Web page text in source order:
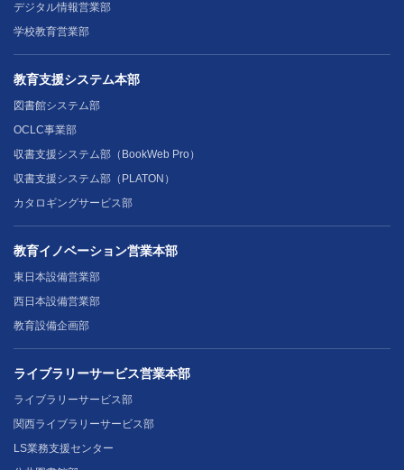
デジタル情報営業部
学校教育営業部
教育支援システム本部
図書館システム部
OCLC事業部
収書支援システム部（BookWeb Pro）
収書支援システム部（PLATON）
カタロギングサービス部
教育イノベーション営業本部
東日本設備営業部
西日本設備営業部
教育設備企画部
ライブラリーサービス営業本部
ライブラリーサービス部
関西ライブラリーサービス部
LS業務支援センター